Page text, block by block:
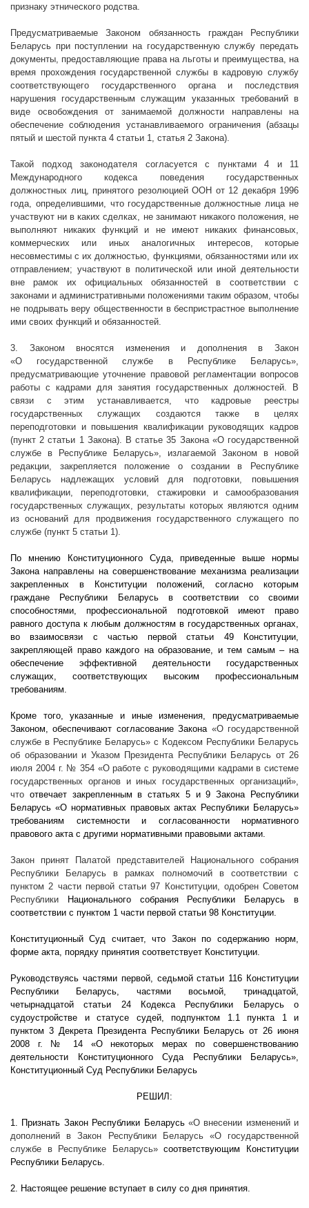
признаку этнического родства.
Предусматриваемые Законом обязанность граждан Республики
Беларусь при поступлении на государственную службу передать
документы, предоставляющие права на льготы и преимущества, на
время прохождения государственной службы в кадровую службу
соответствующего государственного органа и последствия
нарушения государственным служащим указанных требований в
виде освобождения от занимаемой должности направлены на
обеспечение соблюдения устанавливаемого ограничения (абзацы
пятый и шестой пункта 4 статьи 1, статья 2 Закона).
Такой подход законодателя согласуется с пунктами 4 и 11
Международного кодекса поведения государственных
должностных лиц, принятого резолюцией ООН от 12 декабря 1996
года, определившими, что государственные должностные лица не
участвуют ни в каких сделках, не занимают никакого положения, не
выполняют никаких функций и не имеют никаких финансовых,
коммерческих или иных аналогичных интересов, которые
несовместимы с их должностью, функциями, обязанностями или их
отправлением; участвуют в политической или иной деятельности
вне рамок их официальных обязанностей в соответствии с
законами и административными положениями таким образом, чтобы
не подрывать веру общественности в беспристрастное выполнение
ими своих функций и обязанностей.
3. Законом вносятся изменения и дополнения в Закон
«О государственной службе в Республике Беларусь»,
предусматривающие уточнение правовой регламентации вопросов
работы с кадрами для занятия государственных должностей. В
связи с этим устанавливается, что кадровые реестры
государственных служащих создаются также в целях
переподготовки и повышения квалификации руководящих кадров
(пункт 2 статьи 1 Закона). В статье 35 Закона «О государственной
службе в Республике Беларусь», излагаемой Законом в новой
редакции, закрепляется положение о создании в Республике
Беларусь надлежащих условий для подготовки, повышения
квалификации, переподготовки, стажировки и самообразования
государственных служащих, результаты которых являются одним
из оснований для продвижения государственного служащего по
службе (пункт 5 статьи 1).
По мнению Конституционного Суда, приведенные выше нормы
Закона направлены на совершенствование механизма реализации
закрепленных в Конституции положений, согласно которым
граждане Республики Беларусь в соответствии со своими
способностями, профессиональной подготовкой имеют право
равного доступа к любым должностям в государственных органах,
во взаимосвязи с частью первой статьи 49 Конституции,
закрепляющей право каждого на образование, и тем самым – на
обеспечение эффективной деятельности государственных
служащих, соответствующих высоким профессиональным
требованиям.
Кроме того, указанные и иные изменения, предусматриваемые
Законом, обеспечивают согласование Закона «О государственной
службе в Республике Беларусь» с Кодексом Республики Беларусь
об образовании и Указом Президента Республики Беларусь от 26
июля 2004 г. № 354 «О работе с руководящими кадрами в системе
государственных органов и иных государственных организаций»,
что отвечает закрепленным в статьях 5 и 9 Закона Республики
Беларусь «О нормативных правовых актах Республики Беларусь»
требованиям системности и согласованности нормативного
правового акта с другими нормативными правовыми актами.
Закон принят Палатой представителей Национального собрания
Республики Беларусь в рамках полномочий в соответствии с
пунктом 2 части первой статьи 97 Конституции, одобрен Советом
Республики
Национального собрания Республики Беларусь в
соответствии с пунктом 1 части первой статьи 98 Конституции.
Конституционный Суд считает, что Закон по содержанию норм,
форме акта, порядку принятия соответствует Конституции.
Руководствуясь частями первой, седьмой статьи 116 Конституции
Республики Беларусь, частями восьмой, тринадцатой,
четырнадцатой статьи 24 Кодекса Республики Беларусь о
судоустройстве и статусе судей, подпунктом 1.1 пункта 1 и
пунктом 3 Декрета Президента Республики Беларусь от 26 июня
2008 г. № 14 «О некоторых мерах по совершенствованию
деятельности Конституционного Суда Республики Беларусь»,
Конституционный Суд Республики Беларусь
РЕШИЛ:
1. Признать Закон Республики Беларусь «О внесении изменений и
дополнений в Закон Республики Беларусь «О государственной
службе в Республике Беларусь»соответствующим Конституции
Республики Беларусь.
2. Настоящее решение вступает в силу со дня принятия.